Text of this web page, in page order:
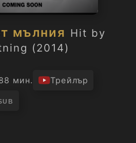
мълния Hit by
(2014)
мин. Трейлър